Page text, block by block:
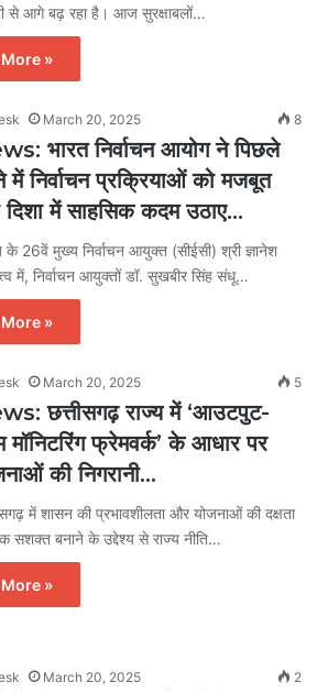
से आगे बढ़ रहा है। आज सुरक्षाबलों…
»
March 20, 2025 8
भारत निर्वाचन आयोग ने पिछले
में निर्वाचन प्रक्रियाओं को मजबूत
में साहसिक कदम उठाए…
के 26वें मुख्य निर्वाचन आयुक्त (सीईसी) श्री ज्ञानेश
में, निर्वाचन आयुक्तों डॉ. सुखबीर सिंह संधू…
»
March 20, 2025 5
छत्तीसगढ़ राज्य में ‘आउटपुट-
फ्रेमवर्क’ के आधार पर
की निगरानी…
में शासन की प्रभावशीलता और योजनाओं की दक्षता
सशक्त बनाने के उद्देश्य से राज्य नीति…
»
March 20, 2025 2